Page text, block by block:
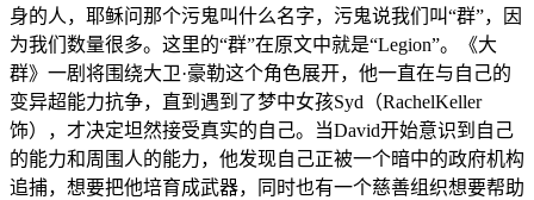
身的人，耶稣问那个污鬼叫什么名字，污鬼说我们叫“群”，因
为我们数量很多。这里的“群”在原文中就是“Legion”。《大
群》一剧将围绕大卫·豪勒这个角色展开，他一直在与自己的
变异超能力抗争，直到遇到了梦中女孩Syd（RachelKeller
饰），才决定坦然接受真实的自己。当David开始意识到自己
的能力和周围人的能力，他发现自己正被一个暗中的政府机构
追捕，想要把他培育成武器，同时也有一个慈善组织想要帮助